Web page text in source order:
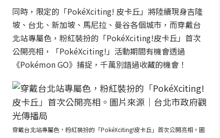
同時，限定的「PokéXciting! 皮卡丘」將陸續現身吉隆
坡、台北、新加坡、馬尼拉、曼谷各個城市，而穿戴台
北站專屬色，粉紅裝扮的「PokéXciting!皮卡丘」首次
公開亮相，「PokéXciting!」活動期間有機會透過
《Pokémon GO》捕捉，千萬別錯過收藏的機會！
穿戴台北站專屬色，粉紅裝扮的「PokéXciting!皮卡丘」首次公開亮相。圖